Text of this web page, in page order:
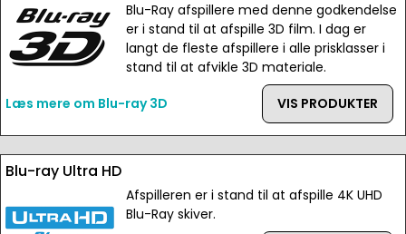
Blu-Ray afspillere med denne godkendelse
er i stand til at afspille 3D film. I dag er
langt de fleste afspillere i alle prisklasser i
stand til at afvikle 3D materiale.
Læs mere om Blu-ray 3D
VIS PRODUKTER
Blu-ray Ultra HD
Afspilleren er i stand til at afspille 4K UHD
Blu-Ray skiver.